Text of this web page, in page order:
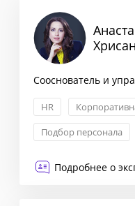
Сооснователь и
HR
Подбор персонала
Подробнее о